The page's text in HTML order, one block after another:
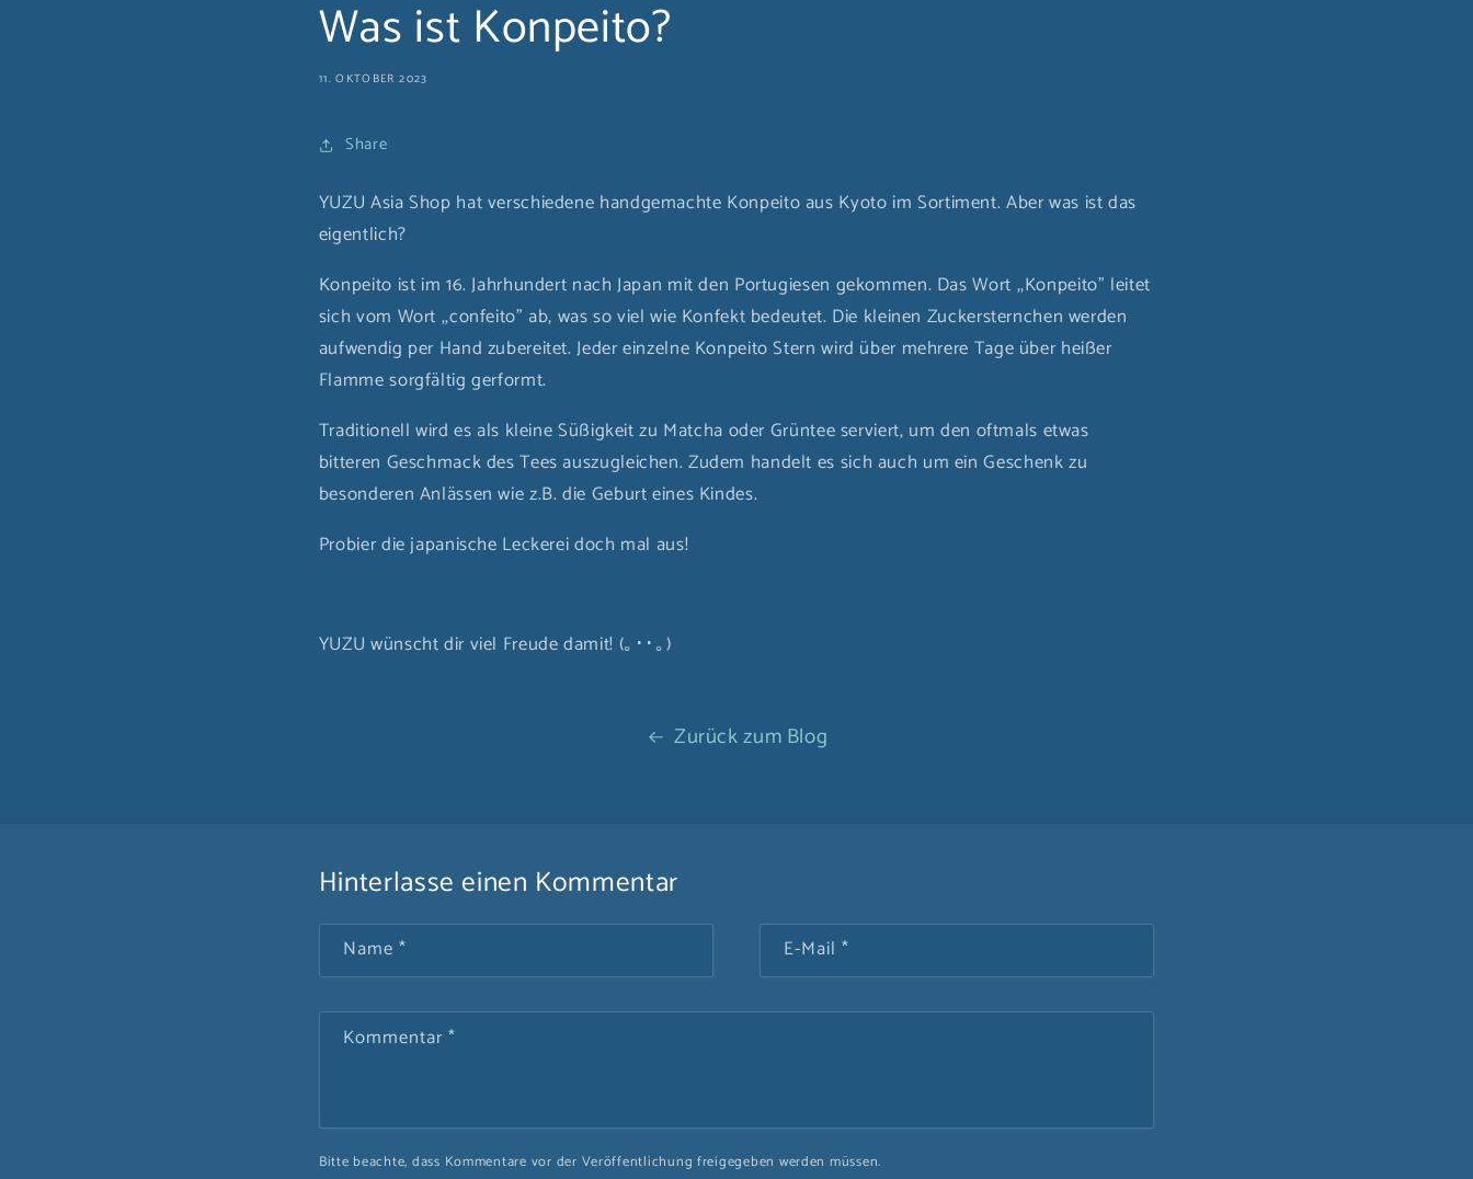
Was ist Konpeito?
11. OKTOBER 2023
Share
YUZU Asia Shop hat verschiedene handgemachte Konpeito aus Kyoto im Sortiment. Aber was ist das
eigentlich?
Konpeito ist im 16. Jahrhundert nach Japan mit den Portugiesen gekommen. Das Wort ,,Konpeito" leitet
sich vom Wort ,,confeito" ab, was so viel wie Konfekt bedeutet. Die kleinen Zuckersternchen werden
aufwendig per Hand zubereitet. Jeder einzelne Konpeito Stern wird über mehrere Tage über heißer
Flamme sorgfältig gerformt.
Traditionell wird es als kleine Süßigkeit zu Matcha oder Grüntee serviert, um den oftmals etwas
bitteren Geschmack des Tees auszugleichen. Zudem handelt es sich auch um ein Geschenk zu
besonderen Anlässen wie z.B. die Geburt eines Kindes.
Probier die japanische Leckerei doch mal aus!
YUZU wünscht dir viel Freude damit! (｡･･｡)
Zurück zum Blog
Hinterlasse einen Kommentar
Name* E-Mail*
Kommentar*
Bitte beachte, dass Kommentare vor der Veröffentlichung freigegeben werden müssen.